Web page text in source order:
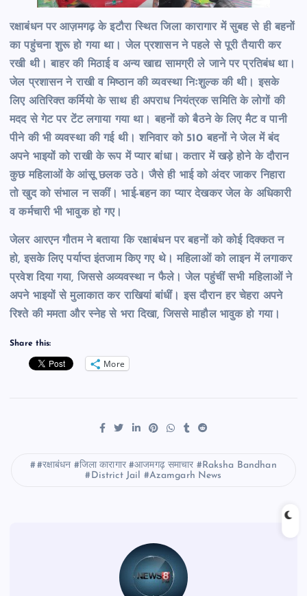
रक्षाबंधन पर आज़मगढ़ के इटौरा स्थित जिला कारागार में सुबह से ही बहनों
का पहुंचना शुरू हो गया था। जेल प्रशासन ने पहले से पूरी तैयारी कर
रखी थी। बाहर की मिठाई व अन्य खाद्य सामग्री ले जाने पर प्रतिबंध था।
जेल प्रशासन ने राखी व मिष्ठान की व्यवस्था निःशुल्क की थी। इसके
लिए अतिरिक्त कर्मियो के साथ ही अपराध नियंत्रक समिति के लोगों की
मदद से गेट पर टेंट लगाया गया था। बहनों को बैठने के लिए मैट व पानी
पीने की भी व्यवस्था की गई थी। शनिवार को 510 बहनों ने जेल में बंद
अपने भाइयों को राखी के रूप में प्यार बांधा। कतार में खड़े होने के दौरान
कुछ महिलाओं के आंसू छलक उठे। जैसे ही भाई को अंदर जाकर निहारा
तो खुद को संभाल न सकीं। भाई-बहन का प्यार देखकर जेल के अधिकारी
व कर्मचारी भी भावुक हो गए।
जेलर आरएन गौतम ने बताया कि रक्षाबंधन पर बहनों को कोई दिक्कत न
हो, इसके लिए पर्याप्त इंतजाम किए गए थे। महिलाओं को लाइन में लगाकर
प्रवेश दिया गया, जिससे अव्यवस्था न फैले। जेल पहुंचीं सभी महिलाओं ने
अपने भाइयों से मुलाकात कर राखियां बांधीं। इस दौरान हर चेहरा अपने
रिश्ते की ममता और स्नेह से भरा दिखा, जिससे माहौल भावुक हो गया।
Share this:
More
#रक्षाबंधन #जिला कारागार #आजमगढ़ समाचार #Raksha Bandhan
#District Jail #Azamgarh News